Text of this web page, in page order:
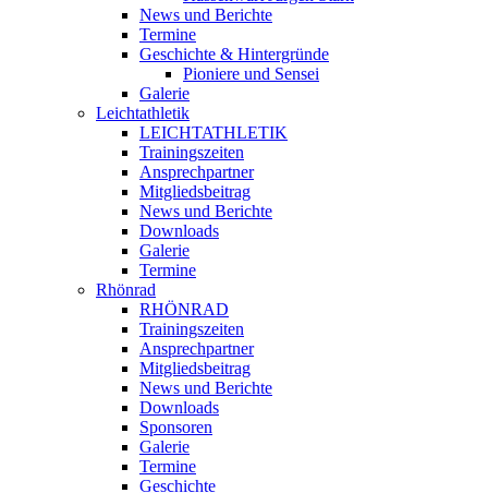
News und Berichte
Termine
Geschichte & Hintergründe
Pioniere und Sensei
Galerie
Leichtathletik
LEICHTATHLETIK
Trainingszeiten
Ansprechpartner
Mitgliedsbeitrag
News und Berichte
Downloads
Galerie
Termine
Rhönrad
RHÖNRAD
Trainingszeiten
Ansprechpartner
Mitgliedsbeitrag
News und Berichte
Downloads
Sponsoren
Galerie
Termine
Geschichte